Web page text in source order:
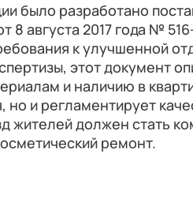
было разработано
8 августа 2017 года №
к улучшенной
этот документ
и наличию в
но и регламентирует
жителей должен стать
ремонт.